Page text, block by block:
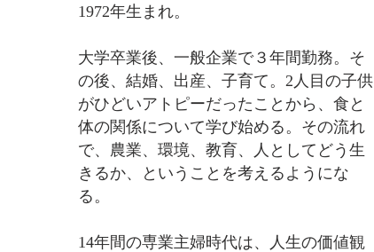
1972年生まれ。
大学卒業後、一般企業で３年間勤務。そ
の後、結婚、出産、子育て。2人目の子供
がひどいアトピーだったことから、食と
体の関係について学び始める。その流れ
で、農業、環境、教育、人としてどう生
きるか、ということを考えるようにな
る。
14年間の専業主婦時代は、人生の価値観